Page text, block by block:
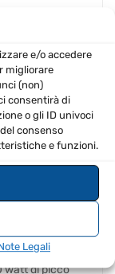
e/o accedere
migliorare
(non)
consentirà di
o gli ID univoci
consenso
e funzioni.
Legali
+4 dBu
RMS
Boost,
watt di picco